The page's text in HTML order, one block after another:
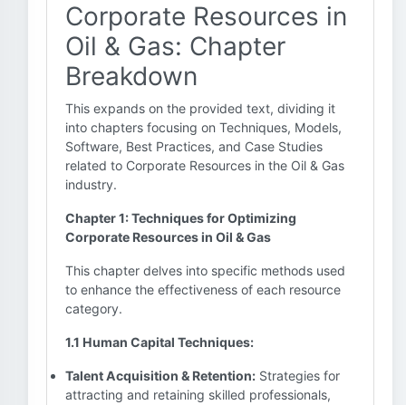
Corporate Resources in
Oil & Gas: Chapter
Breakdown
This expands on the provided text, dividing it
into chapters focusing on Techniques, Models,
Software, Best Practices, and Case Studies
related to Corporate Resources in the Oil & Gas
industry.
Chapter 1: Techniques for Optimizing
Corporate Resources in Oil & Gas
This chapter delves into specific methods used
to enhance the effectiveness of each resource
category.
1.1 Human Capital Techniques:
Talent Acquisition & Retention: Strategies for
attracting and retaining skilled professionals,